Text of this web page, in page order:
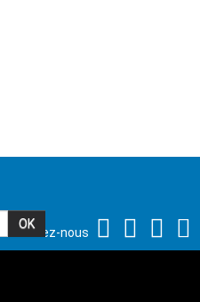
Suivez-nous